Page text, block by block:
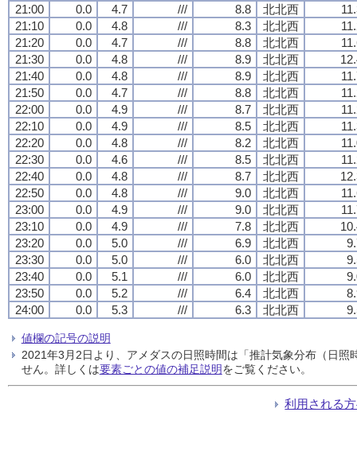
21:00
0.0 4.7 /// 8.8 北北西
21:10
0.0 4.8 /// 8.3 北北西
21:20
0.0 4.7 /// 8.8 北北西
21:30
0.0 4.8 /// 8.9 北北西
21:40
0.0 4.8 /// 8.9 北北西
21:50
0.0 4.7 /// 8.8 北北西
22:00
0.0 4.9 /// 8.7 北北西
22:10
0.0 4.9 /// 8.5 北北西
22:20
0.0 4.8 /// 8.2 北北西
22:30
0.0 4.6 /// 8.5 北北西
22:40
0.0 4.8 /// 8.7 北北西
22:50
0.0 4.8 /// 9.0 北北西
23:00
0.0 4.9 /// 9.0 北北西
23:10
0.0 4.9 /// 7.8 北北西
23:20
0.0 5.0 /// 6.9 北北西
23:30
0.0 5.0 /// 6.0 北北西
23:40
0.0 5.1 /// 6.0 北北西
23:50
0.0 5.2 /// 6.4 北北西
24:00
0.0 5.3 /// 6.3 北北西
値欄の記号の説明
2021年3月2日より、アメダスの日照時間は「推計気象分布（日
せん。詳しくは要素ごとの値の補足説明をご覧ください。
利用される